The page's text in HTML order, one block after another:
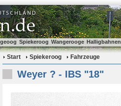
Spiekeroog Wangerooge Halligbahnen
Start Spiekeroog Fahrzeuge
Weyer ? - IBS "18"